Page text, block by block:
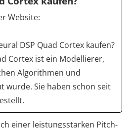
Website:
DSP Quad Cortex kaufen?
Cortex ist ein Modellierer,
Algorithmen und
wurde. Sie haben schon seit
einer leistungsstarken Pitch-